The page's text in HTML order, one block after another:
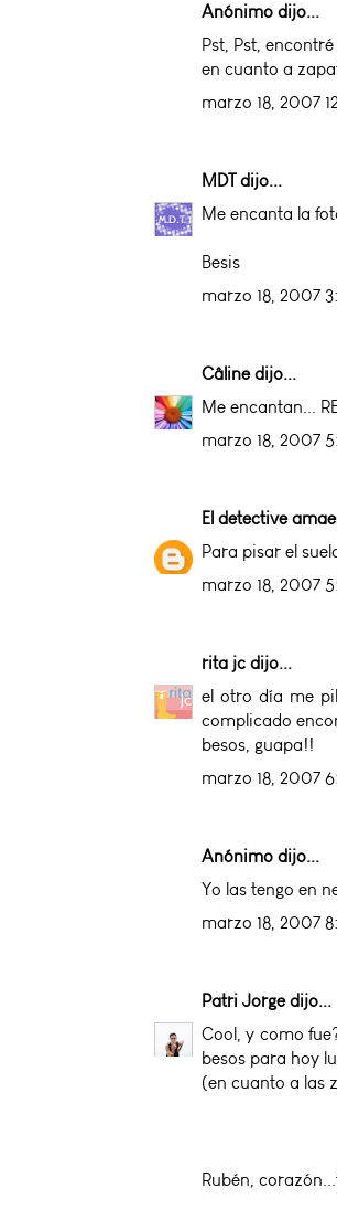
Anónimo dijo...
Pst, Pst,
en cuanto a
marzo 18, 2007
MDTdijo...
Me encanta la
Besis
marzo 18, 2007
Câlinedijo...
Me encantan...
marzo 18, 2007
El detective
Para pisar el
marzo 18, 2007
rita jc dijo...
el otro día me
complicado
besos, guapa!!
marzo 18, 2007
Anónimo dijo...
Yo las tengo en
marzo 18, 2007
Patri Jorgedijo...
Cool, y como
besos para hoy
(en cuanto a las
Rubén,